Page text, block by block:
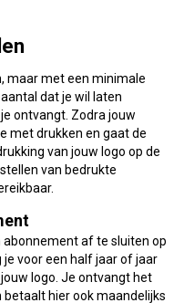
maar met een minimale
dat je wil laten
ontvangt. Zodra jouw
met drukken en gaat de
van jouw logo op de
van bedrukte
abonnement af te sluiten op
voor een half jaar of jaar
logo. Je ontvangt het
hier ook maandelijks